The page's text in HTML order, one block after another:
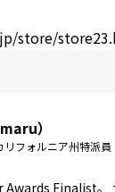
store/
）
リフォルニア州特派員
Awards Finalist。